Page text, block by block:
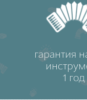
гарантия
1 год